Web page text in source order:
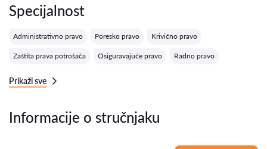
Specijalnost
Administrativno pravo Poresko pravo Krivično pravo
Zaštita prava potrošača Osiguravajuće pravo Radno pravo
Prikaži sve
Informacije o stručnjaku